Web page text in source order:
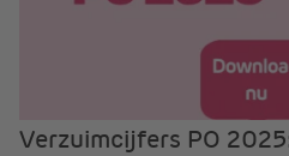
Verzuimcijfers PO